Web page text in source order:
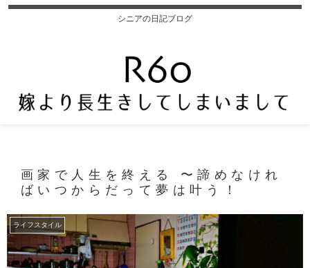
シニアの日記ブログ
画家で人生を終える 〜諦めなけれ
ばいつからだって夢は叶う！
ライフスタイル